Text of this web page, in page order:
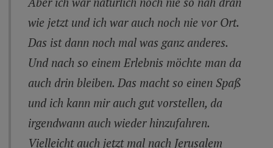
wie jetzt und ich war auch noch nie vor Ort.
Das ist dann noch mal was ganz anderes.
Und nach so einem Erlebnis möchte man da
auch drin bleiben. Das macht so einen Spaß
und ich kann mir auch gut vorstellen, da
irgendwann auch wieder hinzufahren.
Vielleicht auch jetzt mal nach Jerusalem